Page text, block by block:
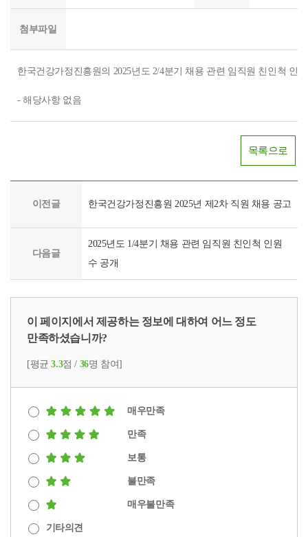
첨부파일
한국건강가정진흥원의 2025년도 2/4분기 채용 관련 임직원 친인척 인
- 해당사항 없음
목록으로
이전글 한국건강가정진흥원 2025년 제2차 직원 채용 공고
다음글
2025년도 1/4분기 채용 관련 임직원 친인척 인원
수 공개
이 페이지에서 제공하는 정보에 대하여 어느 정도
만족하셨습니까?
[평균3.3점 / 36명 참여]
매우만족
만족
보통
불만족
매우불만족
기타의견